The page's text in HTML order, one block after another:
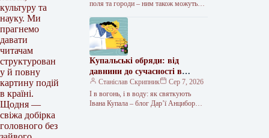
культуру та
науку. Ми
прагнемо
давати
читачам
структурован
у й повну
картину подій
в країні.
Щодня —
свіжа добірка
головного без
поля та городи – ним також можуть
місцевості.…
Купальські обряди: від
давнини до сучасності в
інтерв’ю з фольклористкою
Станіслав Скрипник
Сер 7, 2026
І в вогонь, і в воду: як святкують
Івана Купала – блог Дар’ї Анцибор